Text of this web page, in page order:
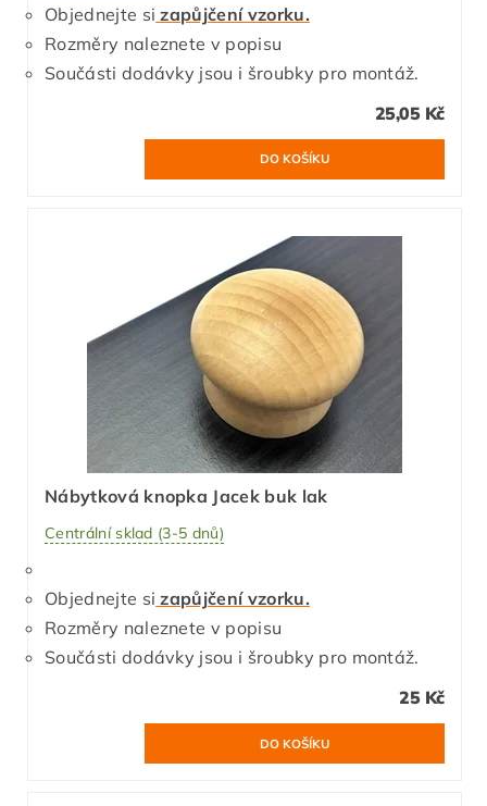
Objednejte si zapůjčení vzorku.
Rozměry naleznete v popisu
Součásti dodávky jsou i šroubky pro montáž.
25,05 Kč
Nábytková knopka Jacek buk lak
Centrální sklad (3-5 dnů)
Objednejte si zapůjčení vzorku.
Rozměry naleznete v popisu
Součásti dodávky jsou i šroubky pro montáž.
25 Kč